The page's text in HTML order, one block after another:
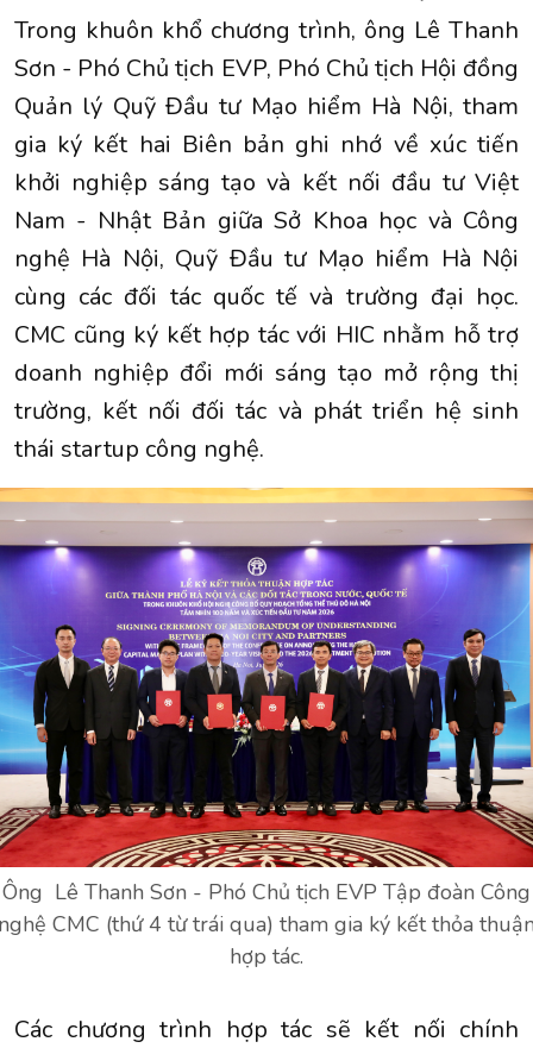
Trong khuôn khổ chương trình, ông Lê Thanh
Sơn - Phó Chủ tịch EVP, Phó Chủ tịch Hội đồng
Quản lý Quỹ Đầu tư Mạo hiểm Hà Nội, tham
gia ký kết hai Biên bản ghi nhớ về xúc tiến
khởi nghiệp sáng tạo và kết nối đầu tư Việt
Nam - Nhật Bản giữa Sở Khoa học và Công
nghệ Hà Nội, Quỹ Đầu tư Mạo hiểm Hà Nội
cùng các đối tác quốc tế và trường đại học.
CMC cũng ký kết hợp tác với HIC nhằm hỗ trợ
doanh nghiệp đổi mới sáng tạo mở rộng thị
trường, kết nối đối tác và phát triển hệ sinh
thái startup công nghệ.
Ông Lê Thanh Sơn - Phó Chủ tịch EVP Tập đoàn Công
CMC (thứ 4 từ trái qua) tham gia ký kết thỏa
hợp tác.
Các chương trình hợp tác sẽ kết nối chính